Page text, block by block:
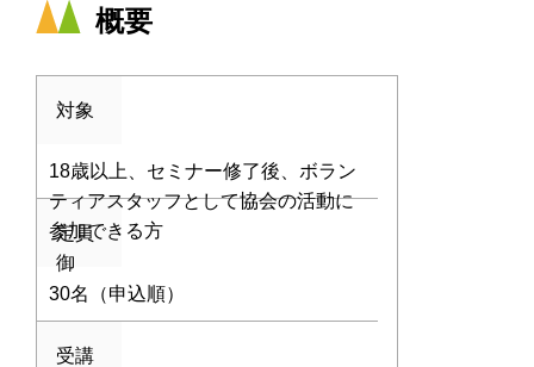
概要
対象
18歳以上、セミナー修了後、ボラン
ティアスタッフとして協会の活動に
参加できる方
定員
御
30名（申込順）
受講